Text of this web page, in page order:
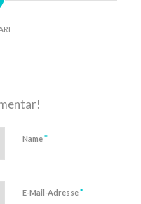
Name*
E-Mail-Adresse*